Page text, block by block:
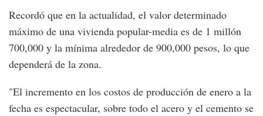
Recordó que en la actualidad, el valor determinado
máximo de una vivienda popular-media es de 1 millón
700,000 y la mínima alrededor de 900,000 pesos, lo que
dependerá de la zona.
"El incremento en los costos de producción de enero a la
fecha es espectacular, sobre todo el acero y el cemento se